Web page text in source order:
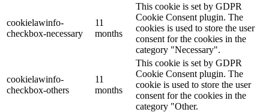
cookielawinfo-
checkbox-necessary
11
months
This cookie is set by GDPR
Cookie Consent plugin. The
cookies is used to store the user
consent for the cookies in the
category "Necessary".
cookielawinfo-
checkbox-others
11
months
This cookie is set by GDPR
Cookie Consent plugin. The
cookie is used to store the user
consent for the cookies in the
category "Other.